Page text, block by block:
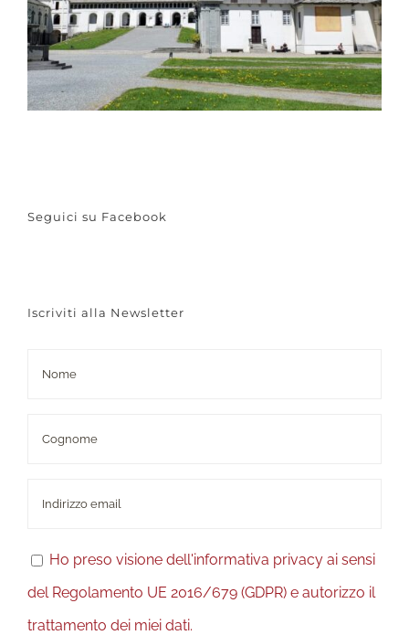
Seguici su Facebook
Iscriviti alla Newsletter
Ho preso visione dell'informativa privacy ai sensi
del Regolamento UE 2016/679 (GDPR) e autorizzo il
trattamento dei miei dati.